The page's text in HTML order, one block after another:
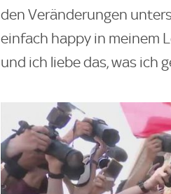
den Veränderungen
einfach happy in meinem
und ich liebe das, was ich